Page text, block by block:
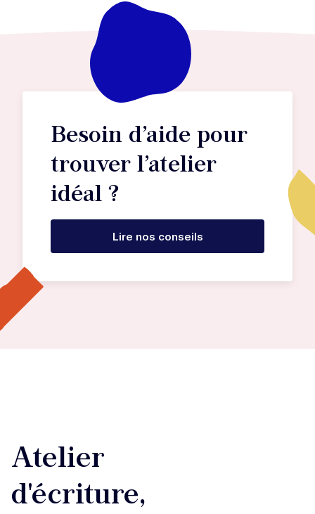
Besoin d’aide pour
trouver l’atelier
idéal ?
Lire nos conseils
Atelier
d'écriture,